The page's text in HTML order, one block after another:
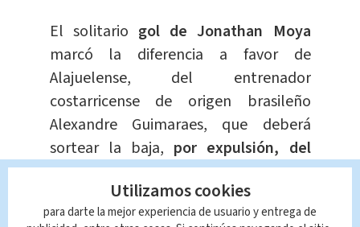
El solitario gol de Jonathan Moya
marcó la diferencia a favor de
Alajuelense, del entrenador
costarricense de origen brasileño
Alexandre Guimaraes, que deberá
sortear la baja, por expulsión, del
zaguero Jayland Mitchell.
Utilizamos cookies
para darte la mejor experiencia de usuario y entrega de